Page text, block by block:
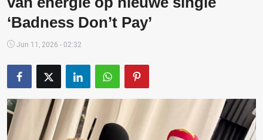
Buitenland
Sport
Cultuur & Media
Deals!
Over
‘Badness Don’t Pay’
Jun 11, 2026 - 02:32